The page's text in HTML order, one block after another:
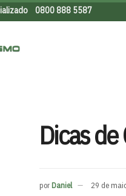
0800 888 5587
Dicas
por Daniel 29 de